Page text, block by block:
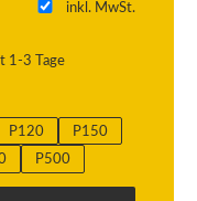
inkl. MwSt.
1-3 Tage
verfügbar.)
P120 P150
P500
oder benutze die Schaltflächen um